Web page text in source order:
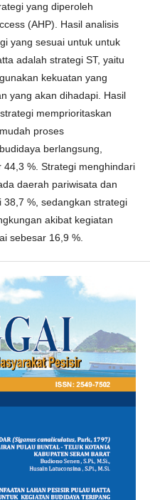
yang diperoleh
(AHP). Hasil analisis
yang sesuai untuk untuk
adalah strategi ST, yaitu
kekuatan yang
yang akan dihadapi. Hasil
memprioritaskan
proses
berlangsung,
%. Strategi menghindari
daerah pariwisata dan
%, sedangkan strategi
akibat kegiatan
sebesar 16,9 %.